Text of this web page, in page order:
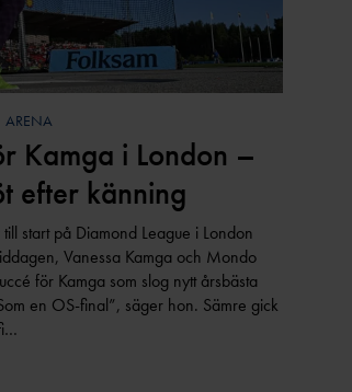
Kamga i London –
efter känning
start på Diamond League i London
Vanessa Kamga och Mondo
för Kamga som slog nytt årsbästa
en OS-final”, säger hon. Sämre gick